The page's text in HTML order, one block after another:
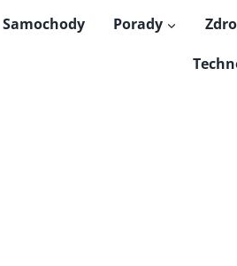
Samochody Porady